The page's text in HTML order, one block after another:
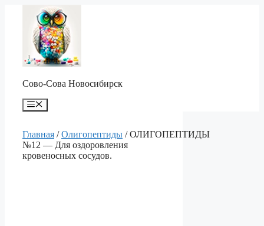
содержимому
Сово-Сова Новосибирск
Меню
Главная /Олигопептиды / ОЛИГОПЕПТИДЫ
№12 — Для оздоровления
кровеносных сосудов.